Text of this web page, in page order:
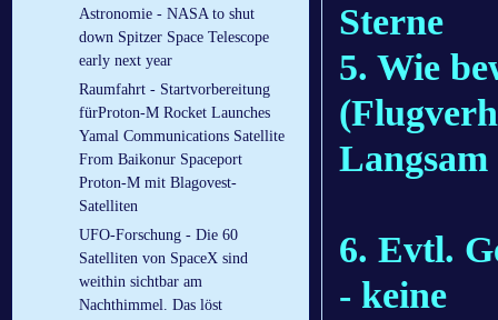
Astronomie - NASA to shut
down Spitzer Space Telescope
early next year
Raumfahrt - Startvorbereitung
fürProton-M Rocket Launches
Yamal Communications Satellite
From Baikonur Spaceport
Proton-M mit Blagovest-
Satelliten
UFO-Forschung - Die 60
Satelliten von SpaceX sind
weithin sichtbar am
Nachthimmel. Das löst
Sterne
5. Wie
6. Evtl.
- keine